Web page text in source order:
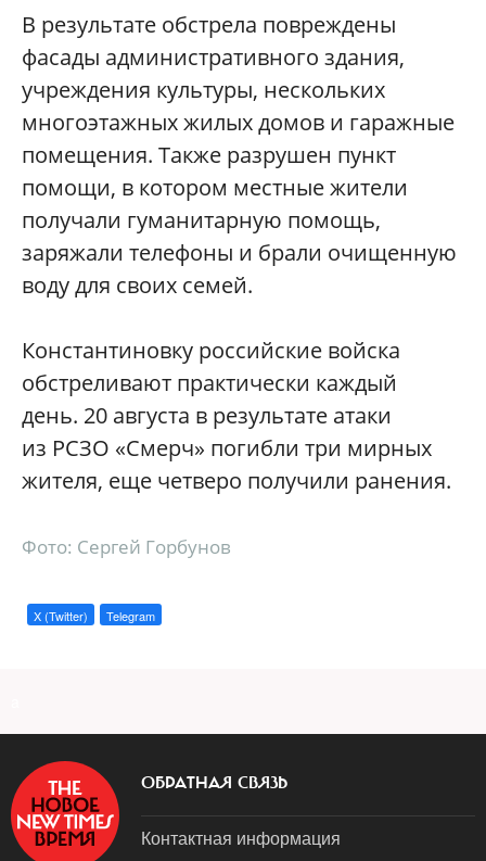
​В результате обстрела повреждены
фасады административного здания,
учреждения культуры, нескольких
многоэтажных жилых домов и гаражные
помещения. Также разрушен пункт
помощи, в котором местные жители
получали гуманитарную помощь,
заряжали телефоны и брали очищенную
воду для своих семей.
​Константиновку российские войска
обстреливают практически каждый
день. 20 августа в результате атаки
из РСЗО «Смерч» погибли три мирных
жителя, еще четверо получили ранения.
Фото: Сергей Горбунов
X (Twitter) Telegram
ОБРАТНАЯ СВЯЗЬ
Контактная информация